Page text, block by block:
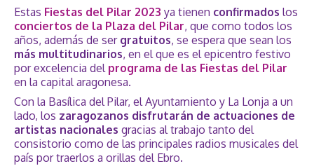
Estas Fiestas del Pilar 2023 ya tienen confirmados los
conciertos de la Plaza del Pilar, que como todos los
años, además de ser gratuitos, se espera que sean los
más multitudinarios, en el que es el epicentro festivo
por excelencia del programa de las Fiestas del Pilar
en la capital aragonesa.
Con la Basílica del Pilar, el Ayuntamiento y La Lonja a un
lado, los zaragozanos disfrutarán de actuaciones de
artistas nacionales gracias al trabajo tanto del
consistorio como de las principales radios musicales del
país por traerlos a orillas del Ebro.